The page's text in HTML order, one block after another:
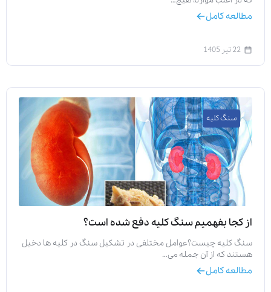
مطالعه کامل
22 تیر 1405
سنگ کلیه
از کجا بفهمیم سنگ کلیه دفع شده است؟
سنگ کلیه چیست؟عوامل مختلفی در تشکیل سنگ در کلیه ها دخیل
هستند که از آن جمله می…
مطالعه کامل